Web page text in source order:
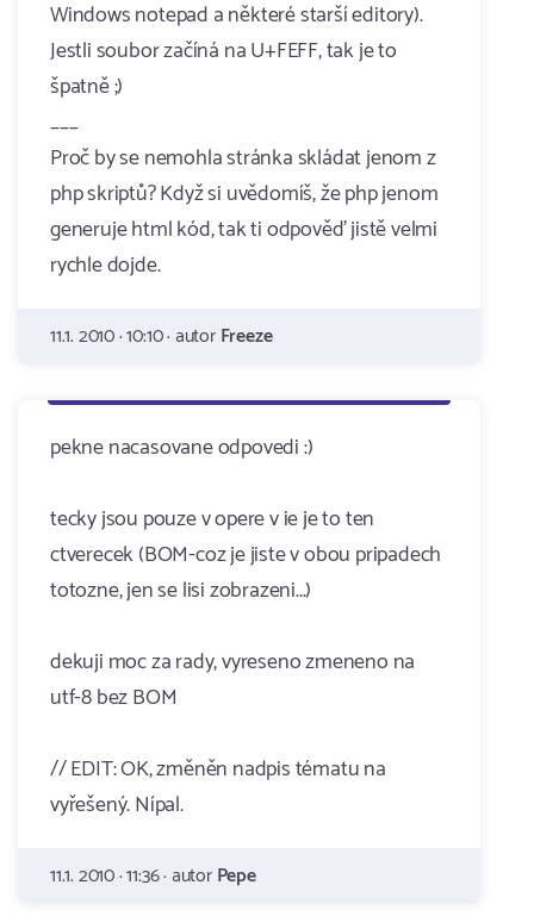
Windows notepad a některé starší editory).
Jestli soubor začíná na U+FEFF, tak je to
špatně ;)
___
Proč by se nemohla stránka skládat jenom z
php skriptů? Když si uvědomíš, že php jenom
generuje html kód, tak ti odpověď jistě velmi
rychle dojde.
11.1. 2010 · 10:10 · autorFreeze
pekne nacasovane odpovedi :)
tecky jsou pouze v opere v ie je to ten
ctverecek (BOM-coz je jiste v obou pripadech
totozne, jen se lisi zobrazeni...)
dekuji moc za rady, vyreseno zmeneno na
utf-8 bez BOM
// EDIT: OK, změněn nadpis tématu na
vyřešený. Nípal.
11.1. 2010 · 11:36 · autorPepe